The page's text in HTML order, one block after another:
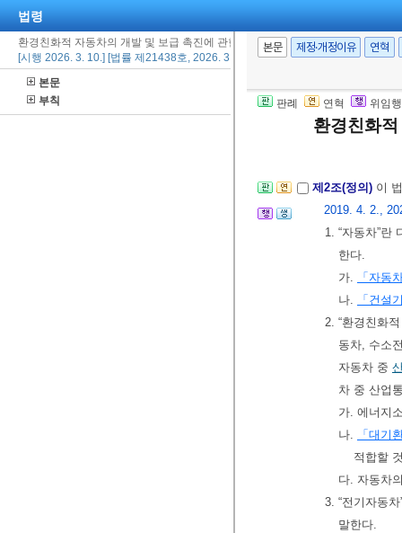
법령
환경친화적 자동차의 개발 및 보급 촉진에 관한 법률
[시행 2026. 3. 10.] [법률 제21438호, 2026. 3. 10., 타법개정]
본문
부칙
본문 제정·개정이유 연혁
판례 연혁 위임
환경친화
추진하도록 함
지함을 목적으
[전문개정
제2조(정의) 이
2019. 4. 2.,
1. “자동차”
한다.
가.
「자동
나.
「건설
2. “환경친화
동차, 수소
자동차 중
차 중 산업
가. 에너지
나.
「대기
적합할
다. 자동차
3. “전기자동
말한다.